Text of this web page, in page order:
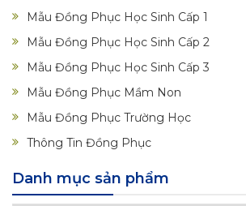
Mẫu Đồng Phục Học Sinh Cấp 1
Mẫu Đồng Phục Học Sinh Cấp 2
Mẫu Đồng Phục Học Sinh Cấp 3
Mẫu Đồng Phục Mầm Non
Mẫu Đồng Phục Trường Học
Thông Tin Đồng Phục
Danh mục sản phẩm